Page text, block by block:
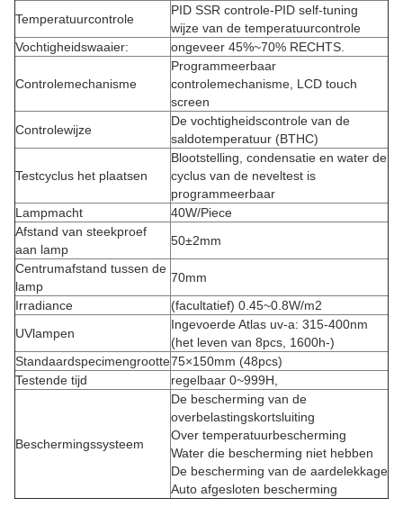
Temperatuurcontrole
PID SSR controle-PID self-tuning
wijze van de temperatuurcontrole
Vochtigheidswaaier:
ongeveer 45%~70% RECHTS.
Controlemechanisme
Programmeerbaar
controlemechanisme, LCD touch
screen
Controlewijze
De vochtigheidscontrole van de
saldotemperatuur (BTHC)
Testcyclus het plaatsen
Blootstelling, condensatie en water de
cyclus van de neveltest is
programmeerbaar
Lampmacht
40W/Piece
Afstand van steekproef
aan lamp
50±2mm
Centrumafstand tussen de
lamp
70mm
Irradiance
(facultatief) 0.45~0.8W/m2
UVlampen
Ingevoerde Atlas uv-a: 315-400nm
(het leven van 8pcs, 1600h-)
Standaardspecimengrootte75×150mm (48pcs)
Testende tijd
regelbaar 0~999H,
Beschermingssysteem
De bescherming van de
overbelastingskortsluiting
Over temperatuurbescherming
Water die bescherming niet hebben
De bescherming van de aardelekkage
Auto afgesloten bescherming